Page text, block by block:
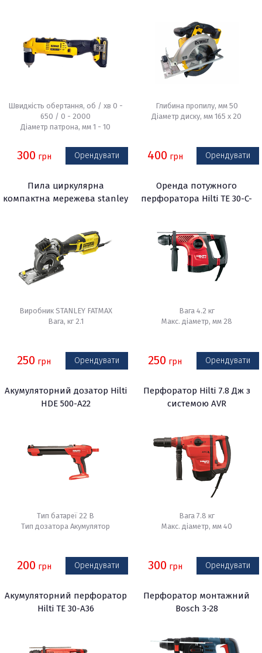
Швидкість обертання, об / хв 0 -
650 / 0 - 2000
Діаметр патрона, мм 1 - 10
300 грн Орендувати
Глибина пропилу, мм 50
Діаметр диску, мм 165 х 20
400 грн Орендувати
Пила циркулярна
компактна мережева stanley
Виробник STANLEY FATMAX
Вага, кг 2.1
250 грн Орендувати
Оренда потужного
перфоратора Hilti TE 30-C-
Вага 4.2 кг
Макс. діаметр, мм 28
250 грн Орендувати
Акумуляторний дозатор Hilti
HDE 500-A22
Тип батареї 22 В
Тип дозатора Акумулятор
200 грн Орендувати
Перфоратор Hilti 7.8 Дж з
системою AVR
Вага 7.8 кг
Макс. діаметр, мм 40
300 грн Орендувати
Акумуляторний перфоратор
Hilti TE 30-A36
Перфоратор монтажний
Bosch 3-28